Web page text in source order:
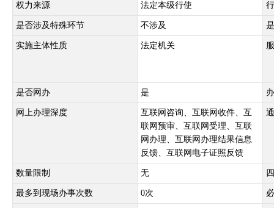
权力来源 法定本级行使
是否涉及特殊环节 不涉及
实施主体性质 法定机关
是否网办 是
网上办理深度
互联网咨询、互联网收件、互
联网预审、互联网受理、互联
网办理、互联网办理结果信息
反馈、互联网电子证照反馈
数量限制 无
最多到现场办事次数 0次